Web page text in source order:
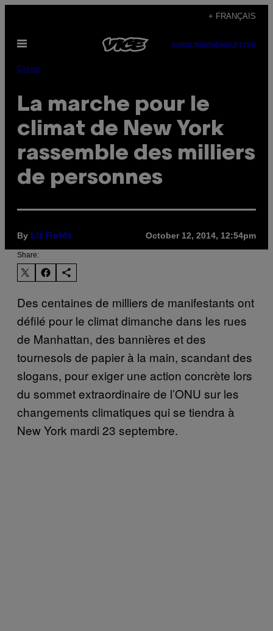
content
+ FRANÇAIS
Open
SUBSCRIBENEWSLETTER
Crime
La marche pour le
climat de New York
rassemble des milliers
de personnes
By Liz Fields October 12, 2014, 12:54pm
Share:
Des centaines de milliers de manifestants ont
défilé pour le climat dimanche dans les rues
de Manhattan, des bannières et des
tournesols de papier à la main, scandant des
slogans, pour exiger une action concrète lors
du sommet extraordinaire de l’ONU sur les
changements climatiques qui se tiendra à
New York mardi 23 septembre.